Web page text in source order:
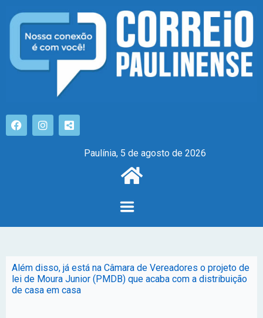
Paulínia, 5 de agosto de 2026
Além disso, já está na Câmara de Vereadores o projeto de
lei de Moura Junior (PMDB) que acaba com a distribuição
de casa em casa